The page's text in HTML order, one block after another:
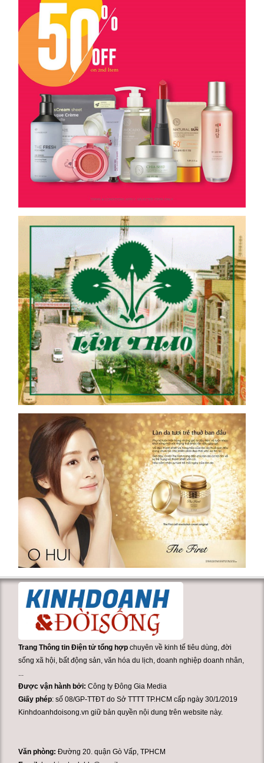
Trang Thông tin Điện tử tổng hợp chuyên về kinh tế tiêu dùng, đời
sống xã hội, bất động sản, văn hóa du lịch, doanh nghiệp doanh nhân,
...
Được vận hành bởi:Công ty Đông Gia Media
Giấy phép: số 08/GP-TTĐT do Sở TTTT TP.HCM cấp ngày 30/1/2019
Kinhdoanhdoisong.vn giữ bản quyền nội dung trên website này.
Văn phòng:Đường 20. quận Gò Vấp, TPHCM